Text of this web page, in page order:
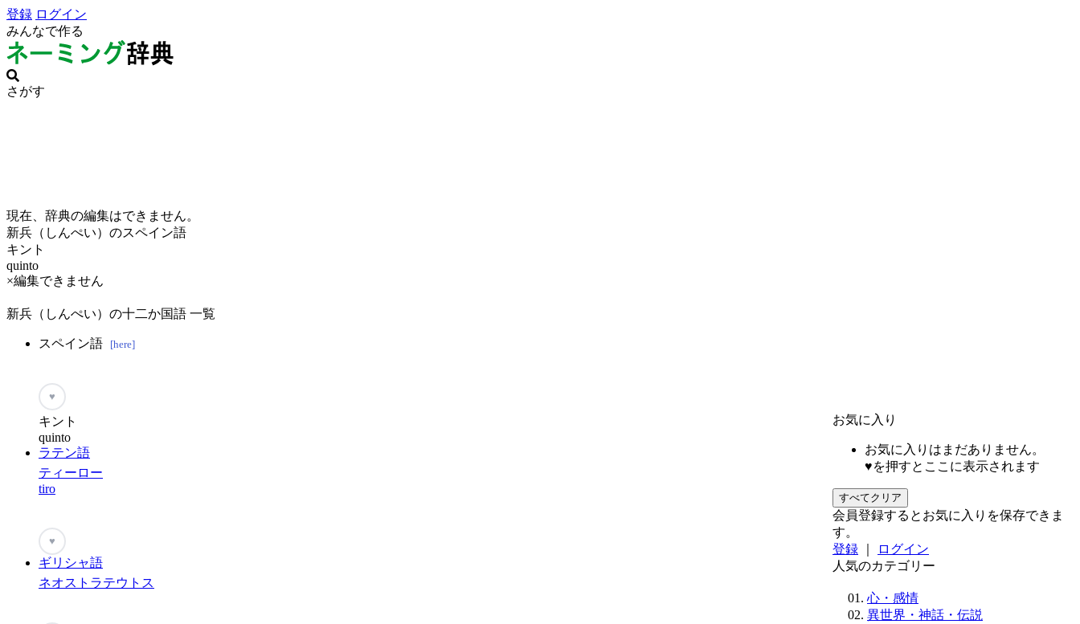
登録 ログイン
みんなで作る
さがす
現在、辞典の編集はできません。
新兵（しんぺい）のスペイン語
キント
quinto
×編集できません
新兵（しんぺい）の十二か国語 一覧
スペイン語 [here]
♥
キント
quinto
ラテン語
ティーロー
tiro
♥
ギリシャ語
ネオストラテウトス
お気に入り
お気に入りはまだありません。
♥を押すとここに表示されます
すべてクリア
会員登録するとお気に入りを保存できま
す。
登録
ログイン
人気のカテゴリー
心・感情
異世界・神話・伝説